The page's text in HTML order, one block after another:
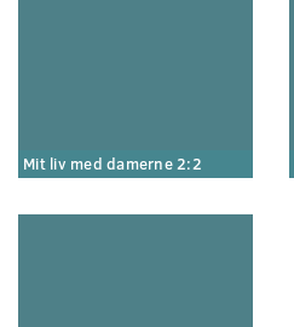
Mit liv med damerne 2:2